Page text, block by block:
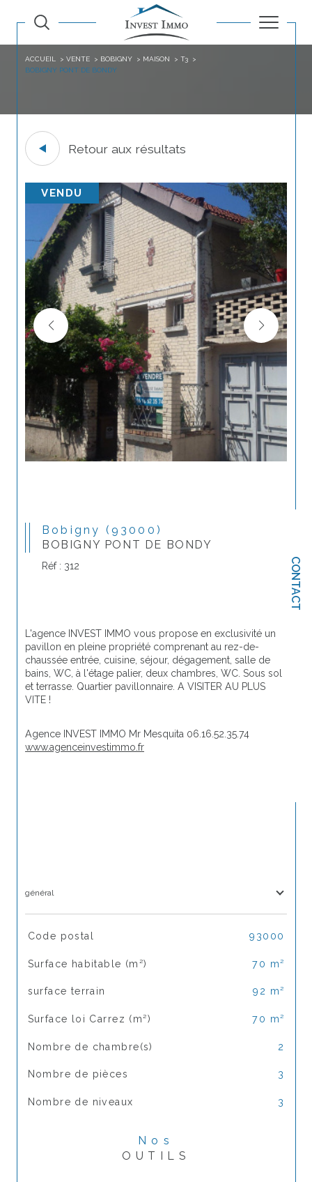
CONTACT
ACCUEIL VENTE BOBIGNY MAISON
T3
BOBIGNY PONT DE BONDY
Retour aux résultats
VENDU
Bobigny (93000)
BOBIGNY PONT DE BONDY
Réf : 312
L'agence INVEST IMMO vous propose en exclusivité un
pavillon en pleine propriété comprenant au rez-de-
chaussée entrée, cuisine, séjour, dégagement, salle de
bains, WC, à l'étage palier, deux chambres, WC. Sous sol
et terrasse. Quartier pavillonnaire. A VISITER AU PLUS
VITE !
Agence INVEST IMMO Mr Mesquita 06.16.52.35.74
www.agenceinvestimmo.fr
général
TRAD_SIROCCO_Caracteristique
Code postal 93000
Surface habitable (m²) 70 m²
surface terrain 92 m²
Surface loi Carrez (m²) 70 m²
Nombre de chambre(s) 2
Nombre de pièces 3
Nombre de niveaux 3
Nos
OUTILS